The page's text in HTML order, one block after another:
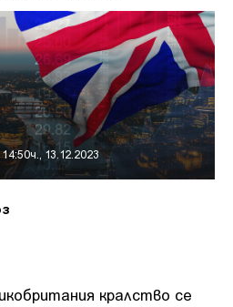
13.12.2023
кралство се